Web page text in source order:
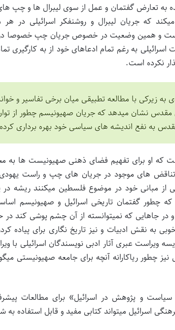
تعارض گفتمان و عمل از سوی لیبرال ها و چپ های
که جریان لیبرال و روشنفکر اسرائیلی در
است و همین وضعیت در خصوص جریان چپ خصوصا
به رغم تمام ادعاهای خود از به کارگیری
نکرده است.
به زیرکی با مطالعه تطبیقی میان برخی تفاسیر و
نشان میدهد که جریان صهیونیسم چطور از
به نفع اندیشه های سیاسی خود بهره برداری
که او برای تفهیم فضای ذهنی صهیونیست ها به
های موجود در جریان های چپ و راست
مبانی خود در موضوع فلسطین میکنند ریشه در
چطور گفتمان تاریخی اسرائیل و صهیونیسم
در جاهایی که نمیتوانسته از آن چشم پوشی کند در
به نقش ادبیات و نیز تاریخ نگاری برای پیاده
ویراست عبری آثار ادبی نویسندگان اسرائیلی با
چطور ریاکارانه آنچه برای جامعه صهیونیستی
و پژوهش در اسرائیل» برای مطالعات
اسرائیل میتواند کتابی مفید و قابل استفاده به